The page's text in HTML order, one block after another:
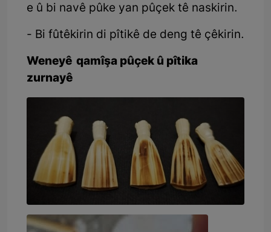
e û bi navê pûke yan pûçek tê naskirin.
- Bi fûtêkirin di pîtikê de deng tê çêkirin.
Weneyê qamîşa pûçek û pîtika
zurnayê